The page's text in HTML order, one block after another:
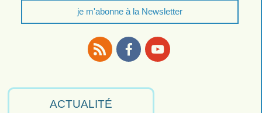
je m'abonne à la Newsletter
ACTUALITÉ